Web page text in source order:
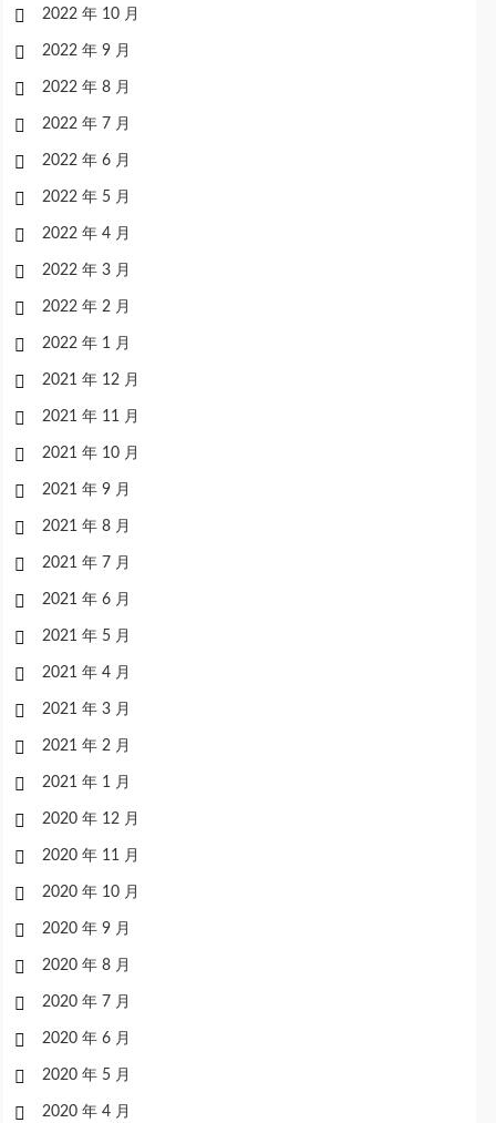
2022 年 10 月
2022 年 9 月
2022 年 8 月
2022 年 7 月
2022 年 6 月
2022 年 5 月
2022 年 4 月
2022 年 3 月
2022 年 2 月
2022 年 1 月
2021 年 12 月
2021 年 11 月
2021 年 10 月
2021 年 9 月
2021 年 8 月
2021 年 7 月
2021 年 6 月
2021 年 5 月
2021 年 4 月
2021 年 3 月
2021 年 2 月
2021 年 1 月
2020 年 12 月
2020 年 11 月
2020 年 10 月
2020 年 9 月
2020 年 8 月
2020 年 7 月
2020 年 6 月
2020 年 5 月
2020 年 4 月